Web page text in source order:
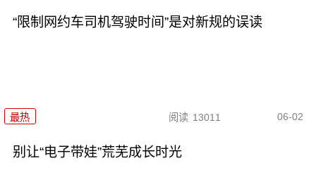
“限制网约车司机驾驶时间”是对新规的误读
最热 阅读 13011 06-02
别让“电子带娃”荒芜成长时光